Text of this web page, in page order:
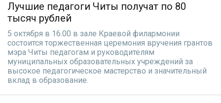
Лучшие педагоги Читы получат по 80
тысяч рублей
5 октября в 16.00 в зале Краевой филармонии
состоится торжественная церемония вручения грантов
мэра Читы педагогам и руководителям
муниципальных образовательных учреждений за
высокое педагогическое мастерство и значительный
вклад в образование.